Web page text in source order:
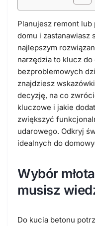
Planujesz remont
domu i zastanawiasz
najlepszym
narzędzia to klucz
bezproblemowych
znajdziesz
decyzję, na co
kluczowe i jakie
zwiększyć
udarowego. Odkryj
idealnych do
Wybór
musisz
Do kucia betonu